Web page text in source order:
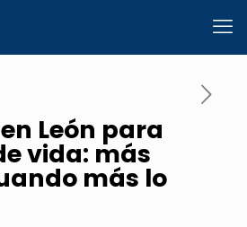
León para
vida: más
más lo